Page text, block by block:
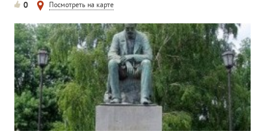
0 Посмотреть на карте